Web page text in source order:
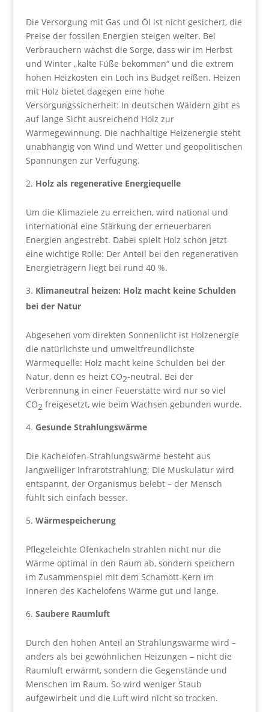
Die Versorgung mit Gas und Öl ist nicht gesichert, die
Preise der fossilen Energien steigen weiter. Bei
Verbrauchern wächst die Sorge, dass wir im Herbst
und Winter „kalte Füße bekommen“ und die extrem
hohen Heizkosten ein Loch ins Budget reißen. Heizen
mit Holz bietet dagegen eine hohe
Versorgungssicherheit: In deutschen Wäldern gibt es
auf lange Sicht ausreichend Holz zur
Wärmegewinnung. Die nachhaltige Heizenergie steht
unabhängig von Wind und Wetter und geopolitischen
Spannungen zur Verfügung.
Holz als regenerative Energiequelle
Um die Klimaziele zu erreichen, wird national und
international eine Stärkung der erneuerbaren
Energien angestrebt. Dabei spielt Holz schon jetzt
eine wichtige Rolle: Der Anteil bei den regenerativen
Energieträgern liegt bei rund 40 %.
Klimaneutral heizen: Holz macht keine Schulden
bei der Natur
Abgesehen vom direkten Sonnenlicht ist Holzenergie
die natürlichste und umweltfreundlichste
Wärmequelle: Holz macht keine Schulden bei der
Natur, denn es heizt CO2-neutral. Bei der
Verbrennung in einer Feuerstätte wird nur so viel
CO2 freigesetzt, wie beim Wachsen gebunden wurde.
Gesunde Strahlungswärme
Die Kachelofen-Strahlungswärme besteht aus
langwelliger Infrarotstrahlung: Die Muskulatur wird
entspannt, der Organismus belebt – der Mensch
fühlt sich einfach besser.
Wärmespeicherung
Pflegeleichte Ofenkacheln strahlen nicht nur die
Wärme optimal in den Raum ab, sondern speichern
im Zusammenspiel mit dem Schamott-Kern im
Inneren des Kachelofens Wärme gut und lange.
Saubere Raumluft
Durch den hohen Anteil an Strahlungswärme wird –
anders als bei gewöhnlichen Heizungen – nicht die
Raumluft erwärmt, sondern die Gegenstände und
Menschen im Raum. So wird weniger Staub
aufgewirbelt und die Luft wird nicht so trocken.